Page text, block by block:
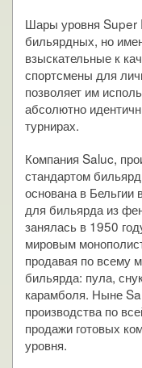
Шары уровня Super
бильярдных, но
взыскательные к
спортсмены для
позволяет им
абсолютно
турнирах.
Компания Saluc,
стандартом
основана в
для бильярда из
занялась в 1950
мировым
продавая по всему
бильярда: пула,
карамболя. Ныне
производства по
продажи готовых
уровня.